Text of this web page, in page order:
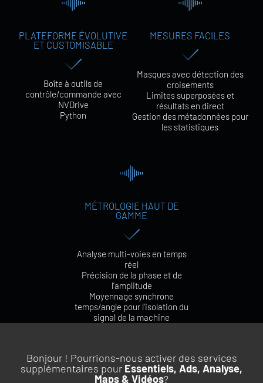
PLATEFORME ÉVOLUTIVE
ET CUSTOMISABLE
Boîte à outils de
contrôle/commande avec
NVDrive
Python
MESURES FACILES
Masques avec détection des
croisements
Limites superposées et
résultats en direct
Gestion des métadonnées pour
les statistiques
MÉTROLOGIE HAUT DE
GAMME
Analyse multi-voies en temps
réel
Précision de la phase et de
l’amplitude
Moyennage synchrone
temps/angle pour l’isolation du
signal de la machine
Bonjour ! Pourrions-nous activer des services
supplémentaires pour Essentiels, Ads, Analyse,
Maps & Vidéos?